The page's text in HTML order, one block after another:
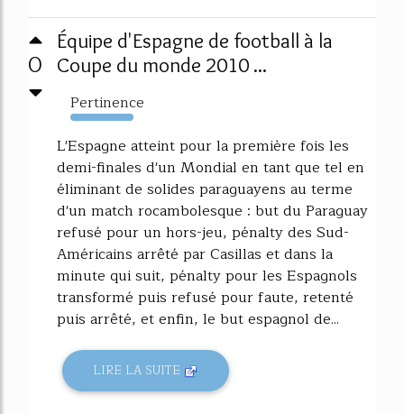
0
Équipe d'Espagne de football à la
Coupe du monde 2010 ...
Pertinence
625%
L'Espagne atteint pour la première fois les
demi-finales d'un Mondial en tant que tel en
éliminant de solides paraguayens au terme
d'un match rocambolesque : but du Paraguay
refusé pour un hors-jeu, pénalty des Sud-
Américains arrêté par Casillas et dans la
minute qui suit, pénalty pour les Espagnols
transformé puis refusé pour faute, retenté
puis arrêté, et enfin, le but espagnol de...
LIRE LA SUITE